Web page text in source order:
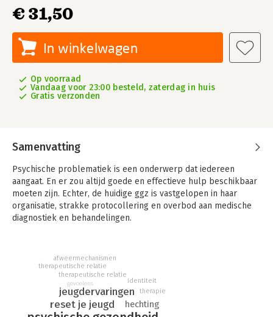
€ 31,50
In winkelwagen
Op voorraad
Vandaag voor 23:00 besteld, zaterdag in huis
Gratis verzonden
Samenvatting
Psychische problematiek is een onderwerp dat iedereen
aangaat. En er zou altijd goede en effectieve hulp beschikbaar
moeten zijn. Echter, de huidige ggz is vastgelopen in haar
organisatie, strakke protocollering en overbod aan medische
diagnostiek en behandelingen.
moeten weten over psychische problematiek. De focus ligt
daarbij op de werkelijke, basale oorzaken van psychische
problemen, die vaak universeel zijn. Nieuw is het model van
emotionele belasting, waarbij elke vorm van problematiek kan
worden beschreven als mate van emotionele belasting. We
reset je jeugd
jeugdervaringen
hechting
gevoelens
therapeutische relatie
identiteit
therapie
therapeutische relatie
afweermechanismen